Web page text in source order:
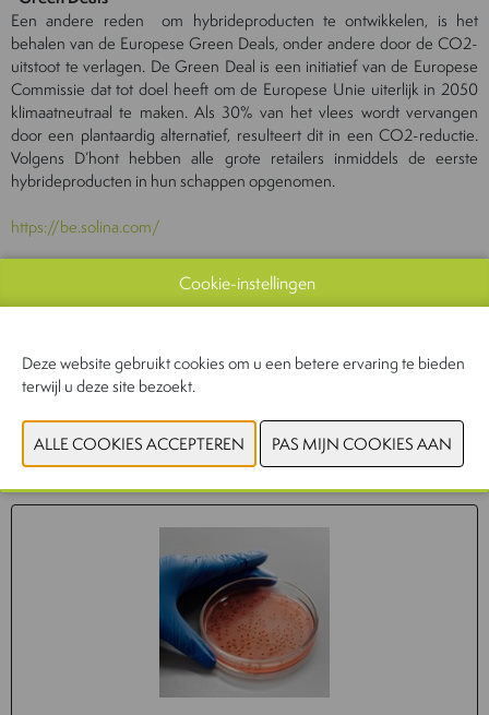
Een andere reden om hybrideproducten te ontwikkelen, is het
behalen van de Europese Green Deals, onder andere door de CO2-
uitstoot te verlagen. De Green Deal is een initiatief van de Europese
Commissie dat tot doel heeft om de Europese Unie uiterlijk in 2050
klimaatneutraal te maken. Als 30% van het vlees wordt vervangen
door een plantaardig alternatief, resulteert dit in een CO2-reductie.
Volgens D’hont hebben alle grote retailers inmiddels de eerste
hybrideproducten in hun schappen opgenomen.
https://be.solina.com/
Gerelateerd nieuws
Cookie-instellingen
Deze website gebruikt cookies om u een betere ervaring te bieden
terwijl u deze site bezoekt.